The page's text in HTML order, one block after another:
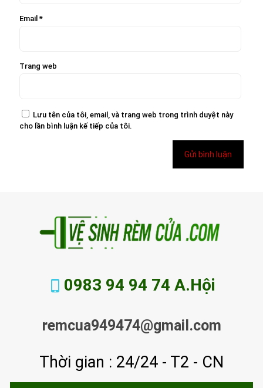
Email *
Trang web
Lưu tên của tôi, email, và trang web trong trình duyệt này
cho lần bình luận kế tiếp của tôi.
0983 94 94 74 A.Hội
remcua949474@gmail.com
Thời gian : 24/24 - T2 - CN